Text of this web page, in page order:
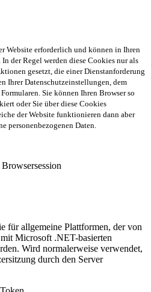
Website erforderlich und können in Ihren
der Regel werden diese Cookies nur als
gesetzt, die einer Dienstanforderung
Ihrer Datenschutzeinstellungen, dem
Sie können Ihren Browser so
oder Sie über diese Cookies
der Website funktionieren dann aber
personenbezogenen Daten.
für allgemeine Plattformen, der von
Microsoft .NET-basierten
Wird normalerweise verwendet,
durch den Server